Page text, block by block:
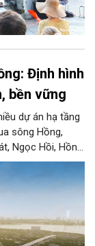
Định hình
bền vững
dự án hạ tầng
sông Hồng,
Ngọc Hồi, Hồng
bài toán hạ tầng
lược và cuộc
phát triển bền